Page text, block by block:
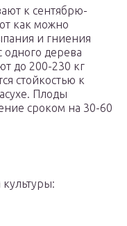
к сентябрю-
как можно
и гниения
дерева
до 200-230 кг
стойкостью к
Плоды
сроком на 30-60